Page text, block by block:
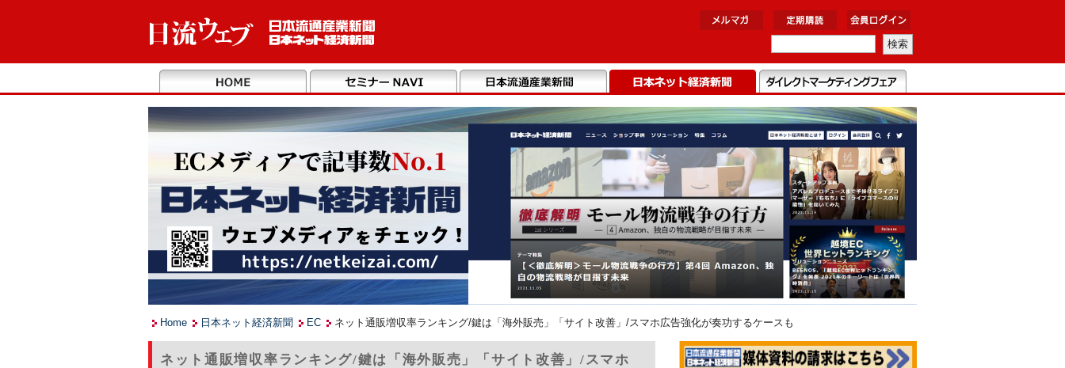
Home 日本ネット経済新聞 EC ネット通販増収率ランキング/鍵は「海外販売」「サイト改善」/スマホ広告強化が奏功するケースも
ネット通販増収率ランキング/鍵は「海外販売」「サイト改善」/スマホ